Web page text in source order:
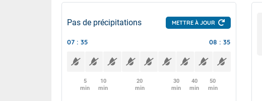
Pas de précipitations METTRE À JOUR
07 : 35 08 : 35
5
min
10
min
20
min
30
min
40
min
50
min